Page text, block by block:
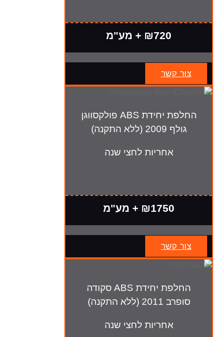
₪720 + מע"מ
צור קשר
החלפת יחידת ABS פולקסווגן
גולף 2009 (ללא התקנה)
אחריות לחצי שנה
₪1750 + מע"מ
צור קשר
החלפת יחידת ABS סקודה
סופרב 2011 (ללא התקנה)
אחריות לחצי שנה